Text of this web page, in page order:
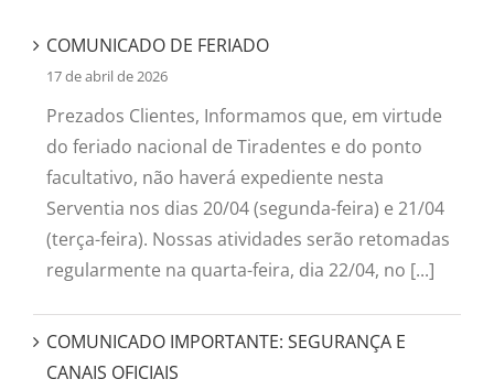
COMUNICADO DE FERIADO
17 de abril de 2026
Prezados Clientes, Informamos que, em virtude
do feriado nacional de Tiradentes e do ponto
facultativo, não haverá expediente nesta
Serventia nos dias 20/04 (segunda-feira) e 21/04
(terça-feira). Nossas atividades serão retomadas
regularmente na quarta-feira, dia 22/04, no [...]
COMUNICADO IMPORTANTE: SEGURANÇA E
CANAIS OFICIAIS